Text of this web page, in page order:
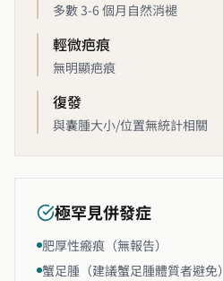
多數 3-6 個月自然消褪
輕微疤痕
無明顯疤痕
復發
與囊腫大小/位置無統計相關
極罕見併發症
肥厚性瘢痕（無報告）
蟹足腫（建議蟹足腫體質者避免）